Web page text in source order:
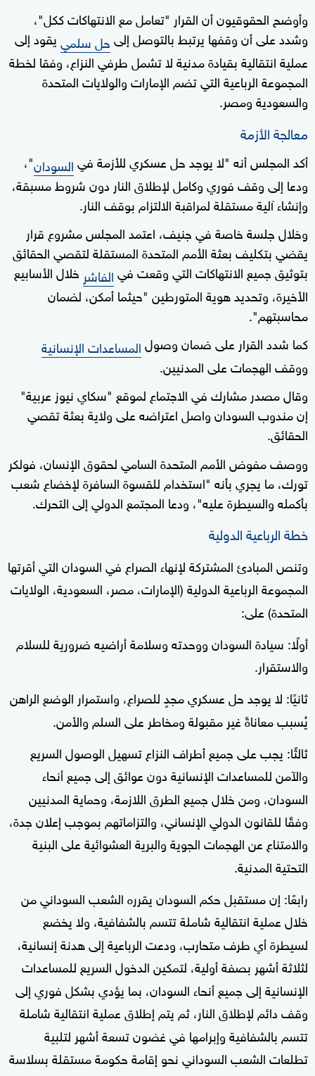
وأوضح الحقوقيون أن القرار "تعامل مع الانتهاكات ككل"،
وشدد على أن وقفها يرتبط بالتوصل إلىحل سلمييقود إلى
عملية انتقالية بقيادة مدنية لا تشمل طرفي النزاع، وفقا لخطة
المجموعة الرباعية التي تضم الإمارات والولايات المتحدة
والسعودية ومصر.
معالجة الأزمة
أكد المجلس أنه "لا يوجد حل عسكري للأزمة فيالسودان"،
ودعا إلى وقف فوري وكامل لإطلاق النار دون شروط مسبقة،
وإنشاء آلية مستقلة لمراقبة الالتزام بوقف النار.
وخلال جلسة خاصة في جنيف، اعتمد المجلس مشروع قرار
يقضي بتكليف بعثة الأمم المتحدة المستقلة لتقصي الحقائق
بتوثيق جميع الانتهاكات التي وقعت فيالفاشر خلال الأسابيع
الأخيرة، وتحديد هوية المتورطين "حيثما أمكن، لضمان
محاسبتهم".
كما شدد القرار على ضمان وصولالمساعدات الإنسانية
ووقف الهجمات على المدنيين.
وقال مصدر مشارك في الاجتماع لموقع "سكاي نيوز عربية"
إن مندوب السودان واصل اعتراضه على ولاية بعثة تقصي
الحقائق.
ووصف مفوض الأمم المتحدة السامي لحقوق الإنسان، فولكر
تورك، ما يجري بأنه "استخدام للقسوة السافرة لإخضاع شعب
بأكمله والسيطرة عليه"، ودعا المجتمع الدولي إلى التحرك.
خطة الرباعية الدولية
وتنص المبادئ المشتركة لإنهاء الصراع في السودان التي أقرتها
المجموعة الرباعية الدولية (الإمارات، مصر، السعودية، الولايات
المتحدة) على:
أولًا: سيادة السودان ووحدته وسلامة أراضيه ضرورية للسلام
والاستقرار.
ثانيًا: لا يوجد حل عسكري مجدٍ للصراع، واستمرار الوضع الراهن
يُسبب معاناةً غير مقبولة ومخاطر على السلم والأمن.
ثالثًا: يجب على جميع أطراف النزاع تسهيل الوصول السريع
والآمن للمساعدات الإنسانية دون عوائق إلى جميع أنحاء
السودان، ومن خلال جميع الطرق اللازمة، وحماية المدنيين
وفقًا للقانون الدولي الإنساني، والتزاماتهم بموجب إعلان جدة،
والامتناع عن الهجمات الجوية والبرية العشوائية على البنية
التحتية المدنية.
رابعًا: إن مستقبل حكم السودان يقرره الشعب السوداني من
خلال عملية انتقالية شاملة تتسم بالشفافية، ولا يخضع
لسيطرة أي طرف متحارب، ودعت الرباعية إلى هدنة إنسانية،
لثلاثة أشهر بصفة أولية، لتمكين الدخول السريع للمساعدات
الإنسانية إلى جميع أنحاء السودان، بما يؤدي بشكل فوري إلى
وقف دائم لإطلاق النار، ثم يتم إطلاق عملية انتقالية شاملة
تتسم بالشفافية وإبرامها في غضون تسعة أشهر لتلبية
تطلعات الشعب السوداني نحو إقامة حكومة مستقلة بسلاسة